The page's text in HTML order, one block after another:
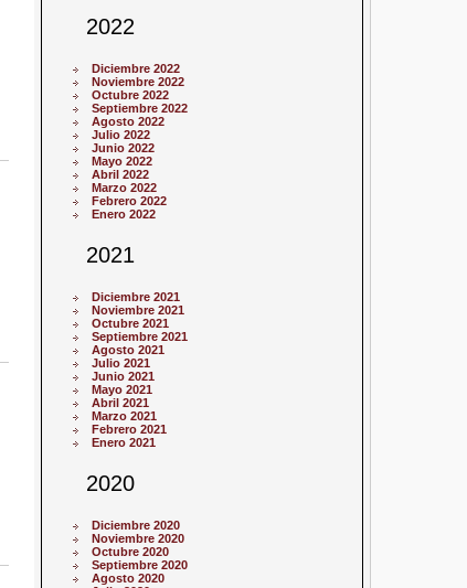
2022
Diciembre 2022
Noviembre 2022
Octubre 2022
Septiembre 2022
Agosto 2022
Julio 2022
Junio 2022
Mayo 2022
Abril 2022
Marzo 2022
Febrero 2022
Enero 2022
2021
Diciembre 2021
Noviembre 2021
Octubre 2021
Septiembre 2021
Agosto 2021
Julio 2021
Junio 2021
Mayo 2021
Abril 2021
Marzo 2021
Febrero 2021
Enero 2021
2020
Diciembre 2020
Noviembre 2020
Octubre 2020
Septiembre 2020
Agosto 2020